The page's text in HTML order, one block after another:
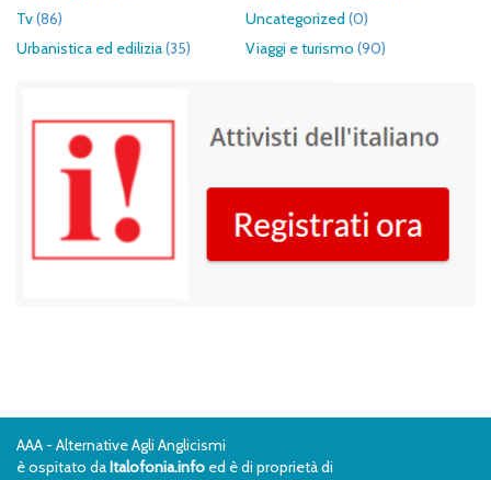
Tv(86) Uncategorized (0)
Urbanistica ed edilizia(35) Viaggi e turismo (90)
AAA - Alternative Agli Anglicismi
è ospitato daItalofonia.info ed è di proprietà di